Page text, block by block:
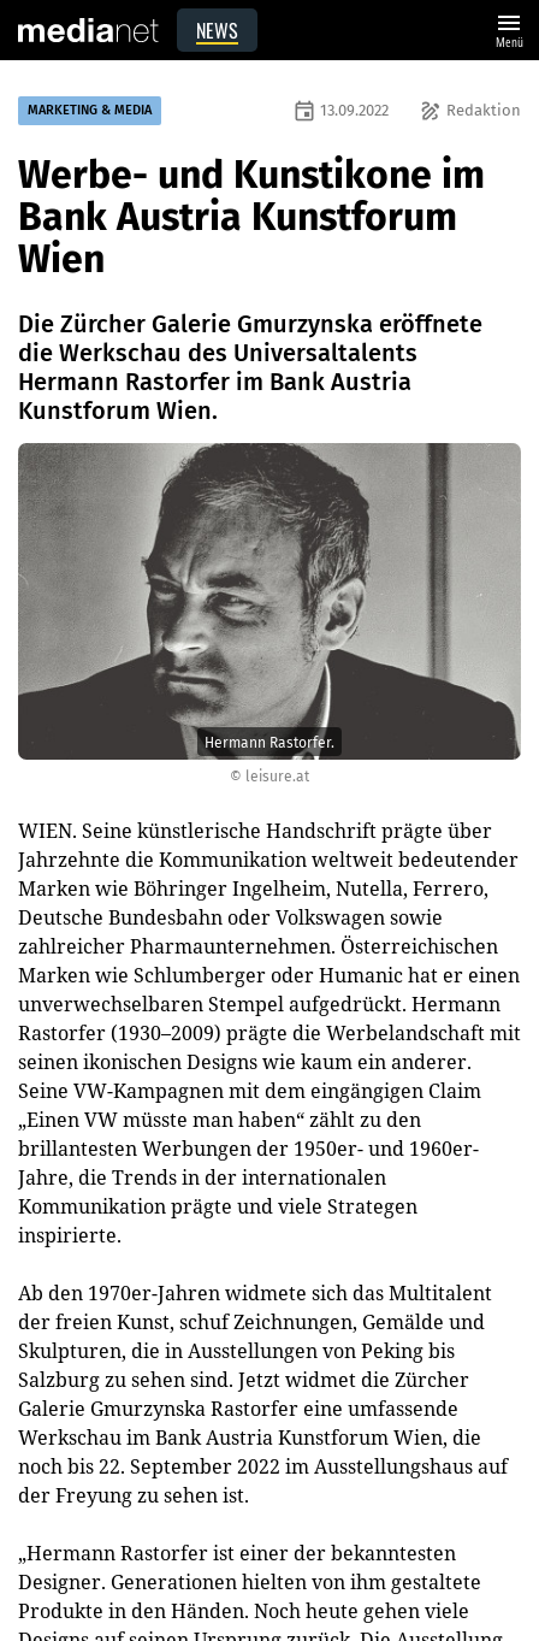
NEWS menu
Menü
© leisure.at
Hermann Rastorfer.
MARKETING & MEDIA draw Redaktion
event 13.09.2022
Werbe- und Kunstikone im
Bank Austria Kunstforum
Wien
Die Zürcher Galerie Gmurzynska eröffnete
die Werkschau des Universaltalents
Hermann Rastorfer im Bank Austria
Kunstforum Wien.
WIEN. Seine künstlerische Handschrift prägte über
Jahrzehnte die Kommunikation weltweit bedeutender
Marken wie Böhringer Ingelheim, Nutella, Ferrero,
Deutsche Bundesbahn oder Volkswagen sowie
zahlreicher Pharmaunternehmen. Österreichischen
Marken wie Schlumberger oder Humanic hat er einen
unverwechselbaren Stempel aufgedrückt. Hermann
Rastorfer (1930–2009) prägte die Werbelandschaft mit
seinen ikonischen Designs wie kaum ein anderer.
Seine VW-Kampagnen mit dem eingängigen Claim
„Einen VW müsste man haben“ zählt zu den
brillantesten Werbungen der 1950er- und 1960er-
Jahre, die Trends in der internationalen
Kommunikation prägte und viele Strategen
inspirierte.
Ab den 1970er-Jahren widmete sich das Multitalent
der freien Kunst, schuf Zeichnungen, Gemälde und
Skulpturen, die in Ausstellungen von Peking bis
Salzburg zu sehen sind. Jetzt widmet die Zürcher
Galerie Gmurzynska Rastorfer eine umfassende
Werkschau im Bank Austria Kunstforum Wien, die
noch bis 22. September 2022 im Ausstellungshaus auf
der Freyung zu sehen ist.
„Hermann Rastorfer ist einer der bekanntesten
Designer. Generationen hielten von ihm gestaltete
Produkte in den Händen. Noch heute gehen viele